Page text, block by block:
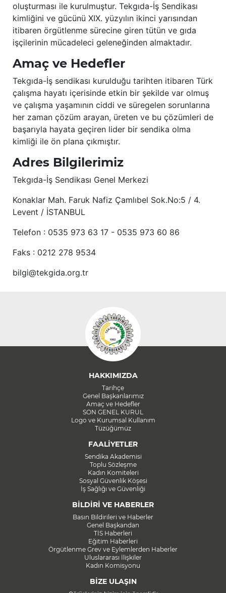
oluşturması ile kurulmuştur. Tekgıda-İş Sendikası
kimliğini ve gücünü XIX. yüzyılın ikinci yarısından
itibaren örgütlenme sürecine giren tütün ve gıda
işçilerinin mücadeleci geleneğinden almaktadır.
Amaç ve Hedefler
Tekgıda-İş sendikası kurulduğu tarihten itibaren Türk
çalışma hayatı içerisinde etkin bir şekilde var olmuş
ve çalışma yaşamının ciddi ve süregelen sorunlarına
her zaman çözüm arayan, üreten ve bu çözümleri de
başarıyla hayata geçiren lider bir sendika olma
kimliği ile ön plana çıkmıştır.
Adres Bilgilerimiz
Tekgıda-İş Sendikası Genel Merkezi
Konaklar Mah. Faruk Nafiz Çamlıbel Sok.No:5 / 4.
Levent / İSTANBUL
Telefon : 0535 973 63 17 - 0535 973 60 86
Faks : 0212 278 9534
bilgi@tekgida.org.tr
HAKKIMIZDA
Tarihçe
Genel Başkanlarımız
Amaç ve Hedefler
SON GENEL KURUL
Logo ve Kurumsal Kullanım
Tüzüğümüz
FAALİYETLER
Sendika Akademisi
Toplu Sözleşme
Kadın Komiteleri
Sosyal Güvenlik Köşesi
İş Sağlığı ve Güvenliği
BİLDİRİ VE HABERLER
Basın Bildirileri ve Haberler
Genel Başkandan
TİS Haberleri
Eğitim Haberleri
Örgütlenme Grev ve Eylemlerden Haberler
Uluslararası İlişkiler
Kadın Komisyonu
BİZE ULAŞIN